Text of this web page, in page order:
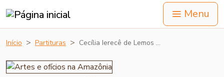
Menu
Início Partituras Cecília Ierecê de Lemos …